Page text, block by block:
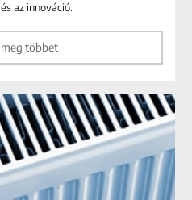
az innováció.
többet